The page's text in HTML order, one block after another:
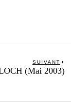
SUIVANT
(Mai 2003)